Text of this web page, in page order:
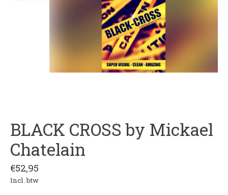
BLACK CROSS by Mickael
Chatelain
€52,95
Incl. btw